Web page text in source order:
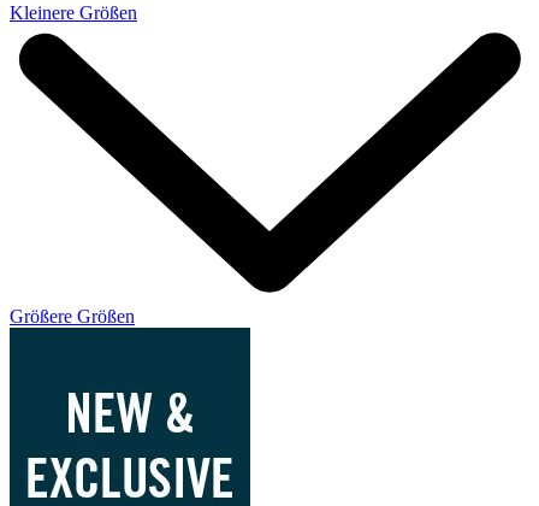
Kleinere Größen
Größere Größen